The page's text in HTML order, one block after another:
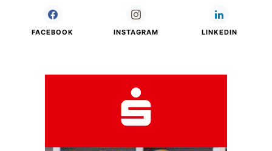
FACEBOOK INSTAGRAM LINKEDIN